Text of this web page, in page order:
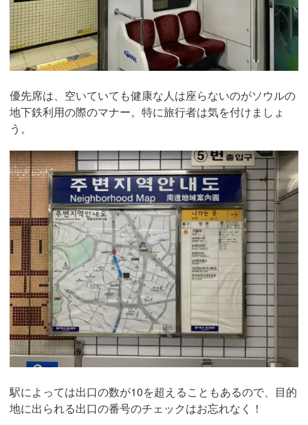
優先席は、空いていても健康な人は座らないのがソウルの
地下鉄利用の際のマナー。特に旅行者は気を付けましょ
う。
駅によっては出口の数が10を超えることもあるので、目的
地に出られる出口の番号のチェックはお忘れなく！